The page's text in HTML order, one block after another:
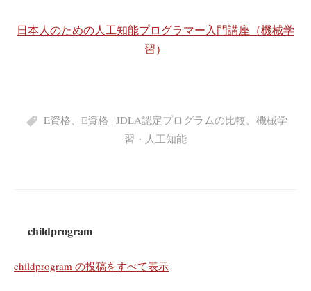
日本人のための人工知能プログラマー入門講座（機械学
習）
E資格、 E資格 | JDLA認定プログラムの比較、 機械学
習・人工知能
childprogram
childprogram の投稿をすべて表示